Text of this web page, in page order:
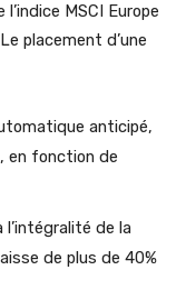
MSCI Europe
placement d’une
anticipé,
en fonction de
de la
de plus de 40%